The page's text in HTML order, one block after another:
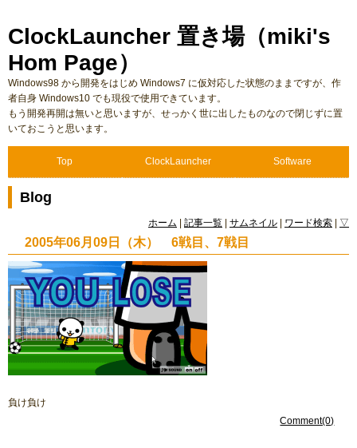
ClockLauncher 置き場（miki's
Hom Page）
Windows98 から開発をはじめ Windows7 に仮対応した状態のままですが、作
者自身 Windows10 でも現役で使用できています。
もう開発再開は無いと思いますが、せっかく世に出したものなので閉じずに置
いておこうと思います。
Top ClockLauncher Software
Blog
ホーム 記事一覧 サムネイル ワード検索 ▽
2005年06月09日（木） 6戦目、7戦目
負け負け
Comment(0)